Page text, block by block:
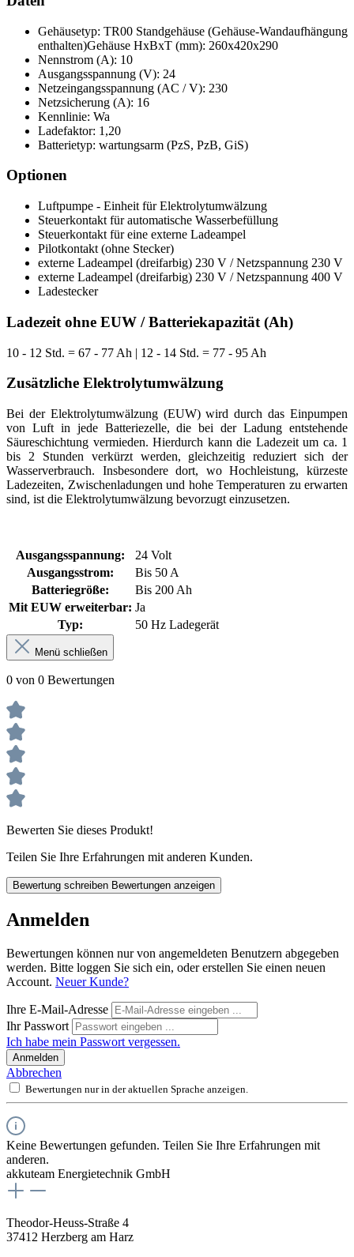
Gehäusetyp: TR00 Standgehäuse (Gehäuse-Wandaufhängung
enthalten)Gehäuse HxBxT (mm): 260x420x290
Nennstrom (A): 10
Ausgangsspannung (V): 24
Netzeingangsspannung (AC / V): 230
Netzsicherung (A): 16
Kennlinie: Wa
Ladefaktor: 1,20
Batterietyp: wartungsarm (PzS, PzB, GiS)
Optionen
Luftpumpe - Einheit für Elektrolytumwälzung
Steuerkontakt für automatische Wasserbefüllung
Steuerkontakt für eine externe Ladeampel
Pilotkontakt (ohne Stecker)
externe Ladeampel (dreifarbig) 230 V / Netzspannung 230 V
externe Ladeampel (dreifarbig) 230 V / Netzspannung 400 V
Ladestecker
Ladezeit ohne EUW / Batteriekapazität (Ah)
10 - 12 Std. = 67 - 77 Ah | 12 - 14 Std. = 77 - 95 Ah
Zusätzliche Elektrolytumwälzung
Bei der Elektrolytumwälzung (EUW) wird durch das Einpumpen
von Luft in jede Batteriezelle, die bei der Ladung entstehende
Säureschichtung vermieden. Hierdurch kann die Ladezeit um ca. 1
bis 2 Stunden verkürzt werden, gleichzeitig reduziert sich der
Wasserverbrauch. Insbesondere dort, wo Hochleistung, kürzeste
Ladezeiten, Zwischenladungen und hohe Temperaturen zu erwarten
sind, ist die Elektrolytumwälzung bevorzugt einzusetzen.
Ausgangsspannung:
24 Volt
Ausgangsstrom:
Bis 50 A
Batteriegröße:
Bis 200 Ah
Mit EUW erweiterbar: Ja
Typ:
50 Hz Ladegerät
Menü schließen
0 von 0 Bewertungen
Bewerten Sie dieses Produkt!
Teilen Sie Ihre Erfahrungen mit anderen Kunden.
Bewertung schreiben Bewertungen anzeigen
Anmelden
Bewertungen können nur von angemeldeten Benutzern abgegeben
werden. Bitte loggen Sie sich ein, oder erstellen Sie einen neuen
Account. Neuer Kunde?
Ihre E-Mail-Adresse
Ihr Passwort
Ich habe mein Passwort vergessen.
Anmelden
Abbrechen
Bewertungen nur in der aktuellen Sprache anzeigen.
Keine Bewertungen gefunden. Teilen Sie Ihre Erfahrungen mit
anderen.
akkuteam Energietechnik GmbH
Theodor-Heuss-Straße 4
37412 Herzberg am Harz